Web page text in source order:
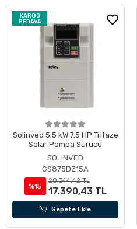
KARGO
BEDAVA
Solinved 5.5 kW 7.5 HP Trifaze
Solar Pompa Sürücü
SOLINVED
GS875DZ15A
%15
20.344,42 TL
17.390,43 TL
Sepete Ekle